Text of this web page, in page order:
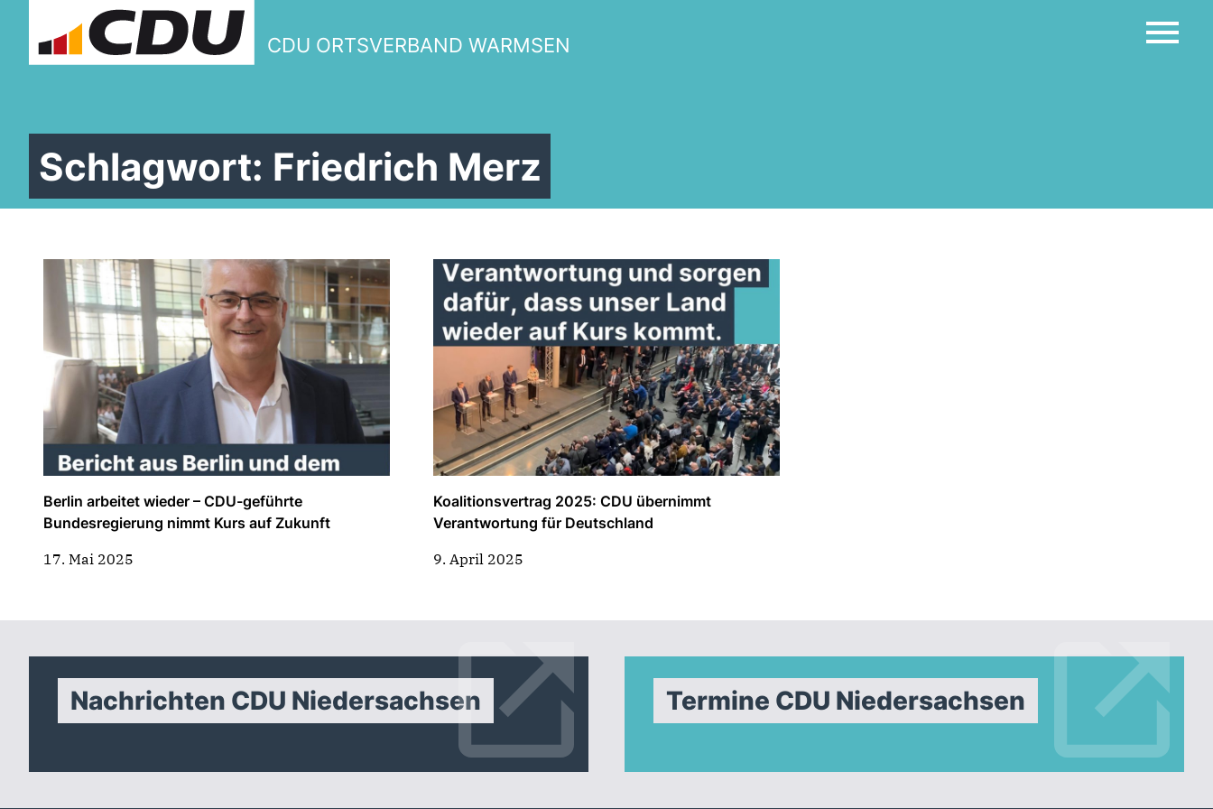
CDU ORTSVERBAND WARMSEN
Schlagwort: Friedrich Merz
Berlin arbeitet wieder – CDU-geführte
Bundesregierung nimmt Kurs auf Zukunft
17. Mai 2025
Koalitionsvertrag 2025: CDU übernimmt
Verantwortung für Deutschland
9. April 2025
Nachrichten CDU Niedersachsen Termine CDU Niedersachsen